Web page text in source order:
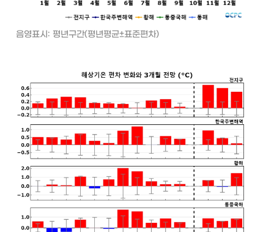
음영표시: 평년구간(평년평균±표준편차)